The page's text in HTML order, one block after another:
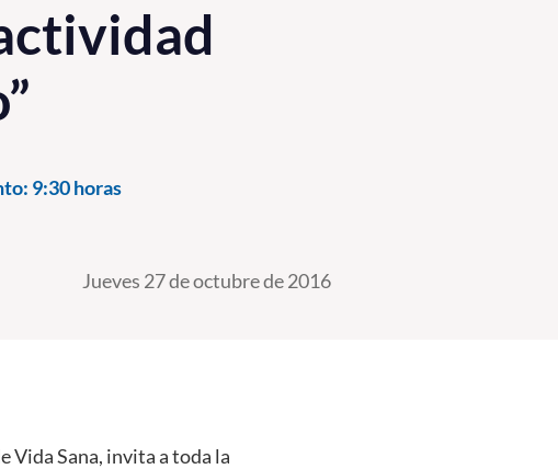
9:30 horas
Jueves 27 de octubre de 2016
Vida Sana, invita a toda la